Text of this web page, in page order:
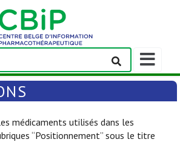
Afficher/
la
barre
navigation
médicaments utilisés dans les
“Positionnement” sous le titre